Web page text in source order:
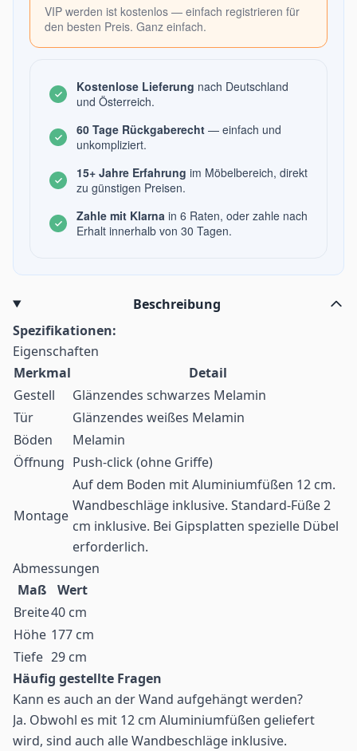
VIP werden ist kostenlos — einfach registrieren für
den besten Preis. Ganz einfach.
Kostenlose Lieferung nach Deutschland
und Österreich.
60 Tage Rückgaberecht — einfach und
unkompliziert.
15+ Jahre Erfahrung im Möbelbereich, direkt
zu günstigen Preisen.
Zahle mit Klarna in 6 Raten, oder zahle nach
Erhalt innerhalb von 30 Tagen.
Beschreibung
Spezifikationen:
Eigenschaften
Merkmal
Detail
Gestell
Glänzendes schwarzes Melamin
Tür
Glänzendes weißes Melamin
Böden
Melamin
Öffnung Push-click (ohne Griffe)
Montage
Auf dem Boden mit Aluminiumfüßen 12 cm.
Wandbeschläge inklusive. Standard-Füße 2
cm inklusive. Bei Gipsplatten spezielle Dübel
erforderlich.
Abmessungen
Maß
Wert
Breite40 cm
Höhe 177 cm
Tiefe 29 cm
Häufig gestellte Fragen
Kann es auch an der Wand aufgehängt werden?
Ja. Obwohl es mit 12 cm Aluminiumfüßen geliefert
wird, sind auch alle Wandbeschläge inklusive.